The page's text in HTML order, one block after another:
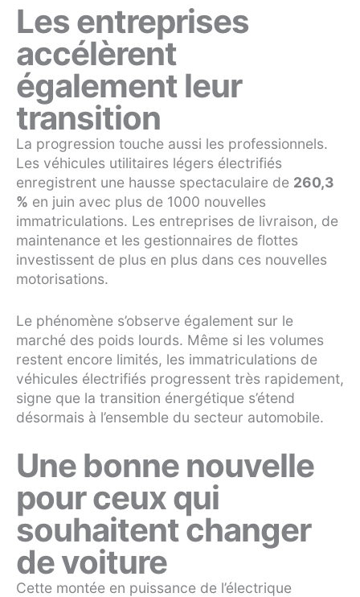
Les entreprises
accélèrent
également leur
transition
La progression touche aussi les professionnels.
Les véhicules utilitaires légers électrifiés
enregistrent une hausse spectaculaire de 260,3
% en juin avec plus de 1000 nouvelles
immatriculations. Les entreprises de livraison, de
maintenance et les gestionnaires de flottes
investissent de plus en plus dans ces nouvelles
motorisations.
Le phénomène s’observe également sur le
marché des poids lourds. Même si les volumes
restent encore limités, les immatriculations de
véhicules électrifiés progressent très rapidement,
signe que la transition énergétique s’étend
désormais à l’ensemble du secteur automobile.
Une bonne nouvelle
pour ceux qui
souhaitent changer
de voiture
Cette montée en puissance de l’électrique